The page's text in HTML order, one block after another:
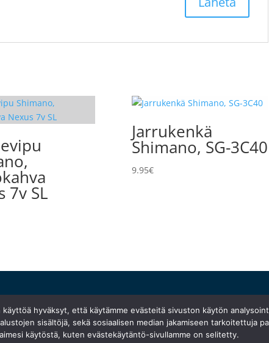
7v SL
Jarrukenkä
Shimano, SG-3C40
9.95€
} Ma 10:30–18:30
Ti suljettu
Ke–pe 10:00–18:00
hyväksyt, että käytämme evästeitä sivuston käytön
sisältöjä, sekä sosiaalisen median jakamiseen tarkoitettuja
käytöstä, kuten evästekäytäntö-sivullamme on selitetty.